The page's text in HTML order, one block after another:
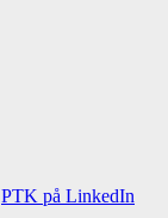
PTK på LinkedIn